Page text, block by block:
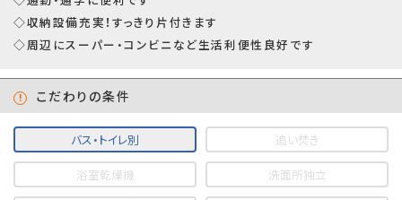
◇収納設備充実！すっきり片付きます
◇周辺にスーパー・コンビニなど生活利便性良好です
こだわりの条件
バス・トイレ別 追い焚き
浴室乾燥機 洗面所独立